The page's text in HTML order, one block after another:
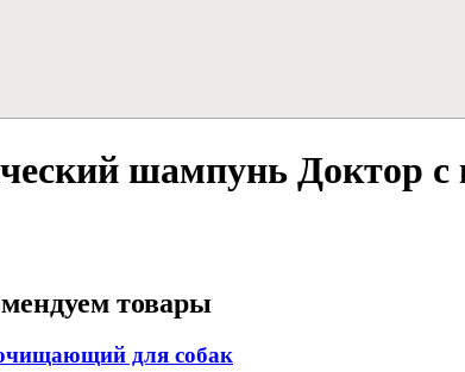
шампунь Доктор
товары
для собак